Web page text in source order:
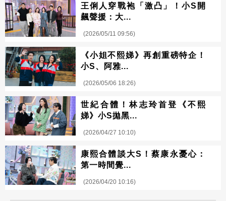
王俐人穿戰袍「激凸」！小S開
飆聲援：大...
(2026/05/11 09:56)
《小姐不熙娣》再創重磅特企！
小S、阿雅...
(2026/05/06 18:26)
世紀合體！林志玲首登《不熙
娣》小S拋黑...
(2026/04/27 10:10)
康熙合體談大S！蔡康永憂心：
第一時間覺...
(2026/04/20 10:16)